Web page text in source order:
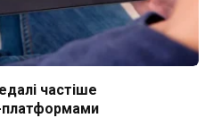
частіше
платформами